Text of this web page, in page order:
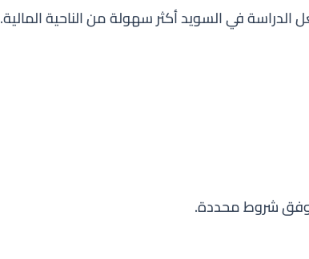
في السويد أكثر سهولة من الناحية المالية.
وفق شروط محددة.